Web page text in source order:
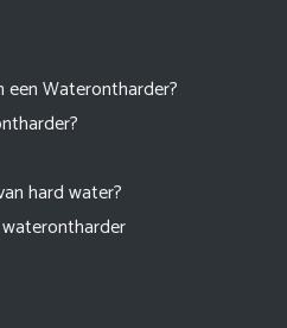
een Waterontharder?
hard water?